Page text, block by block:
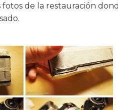
de la restauración